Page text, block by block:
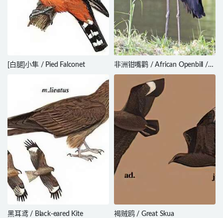
[白腿]小隼 / Pied Falconet
非洲钳嘴鹳 / African Openbill /
Anastomus lamelligerus
黑耳鸢 / Black-eared Kite 褐贼鸥 / Great Skua